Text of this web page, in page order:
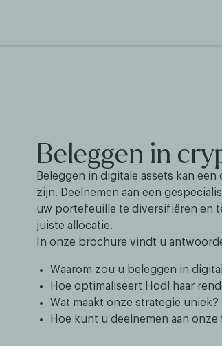
Beleggen in
Beleggen in digitale assets kan
zijn. Deelnemen aan een
uw portefeuille te diversifiëren en
juiste allocatie.
In onze brochure vindt u
Waarom zou u beleggen in
Hoe optimaliseert Hodl haar
Wat maakt onze strategie uniek?
Hoe kunt u deelnemen aan